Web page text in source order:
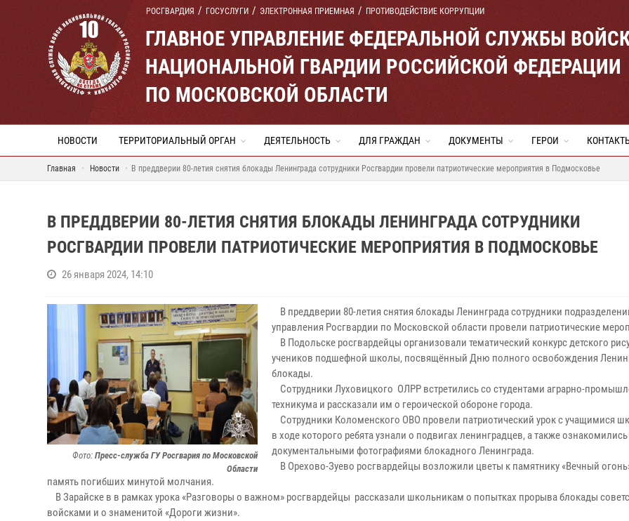
РОСГВАРДИЯ ГОСУСЛУГИ ЭЛЕКТРОННАЯ ПРИЕМНАЯ ПРОТИВОДЕЙСТВИЕ КОРРУПЦИИ
ГЛАВНОЕ УПРАВЛЕНИЕ ФЕДЕРАЛЬНОЙ СЛУЖБЫ
НАЦИОНАЛЬНОЙ ГВАРДИИ РОССИЙСКОЙ ФЕДЕРАЦИИ
ПО МОСКОВСКОЙ ОБЛАСТИ
НОВОСТИ ТЕРРИТОРИАЛЬНЫЙ ОРГАН ДЕЯТЕЛЬНОСТЬ ДЛЯ ГРАЖДАН ДОКУМЕНТЫ ГЕРОИ
Главная Новости В преддверии 80-летия снятия блокады Ленинграда сотрудники Росгвардии провели патриотические мероприятия в Подмосковье
В ПРЕДДВЕРИИ 80-ЛЕТИЯ СНЯТИЯ БЛОКАДЫ ЛЕНИНГРАДА СОТРУДНИКИ
РОСГВАРДИИ ПРОВЕЛИ ПАТРИОТИЧЕСКИЕ МЕРОПРИЯТИЯ В ПОДМОСКОВЬЕ
26 января 2024, 14:10
Фото: Пресс-служба ГУ Росгвария по Московской
Области
В преддверии 80-летия снятия блокады Ленинграда сотрудники
управления Росгвардии по Московской области провели патриотические
В Подольске росгвардейцы организовали тематический конкурс детского
учеников подшефной школы, посвящённый Дню полного освобождения
блокады.
Сотрудники Луховицкого ОЛРР встретились со студентами аграрно-
техникума и рассказали им о героической обороне города.
Сотрудники Коломенского ОВО провели патриотический урок с учащимися
в ходе которого ребята узнали о подвигах ленинградцев, а также ознакомились
документальными фотографиями блокадного Ленинграда.
В Орехово-Зуево росгвардейцы возложили цветы к памятнику «Вечный
память погибших минутой молчания.
В Зарайске в в рамках урока «Разговоры о важном» росгвардейцы рассказали школьникам о попытках прорыва блокады
войсками и о знаменитой «Дороги жизни».